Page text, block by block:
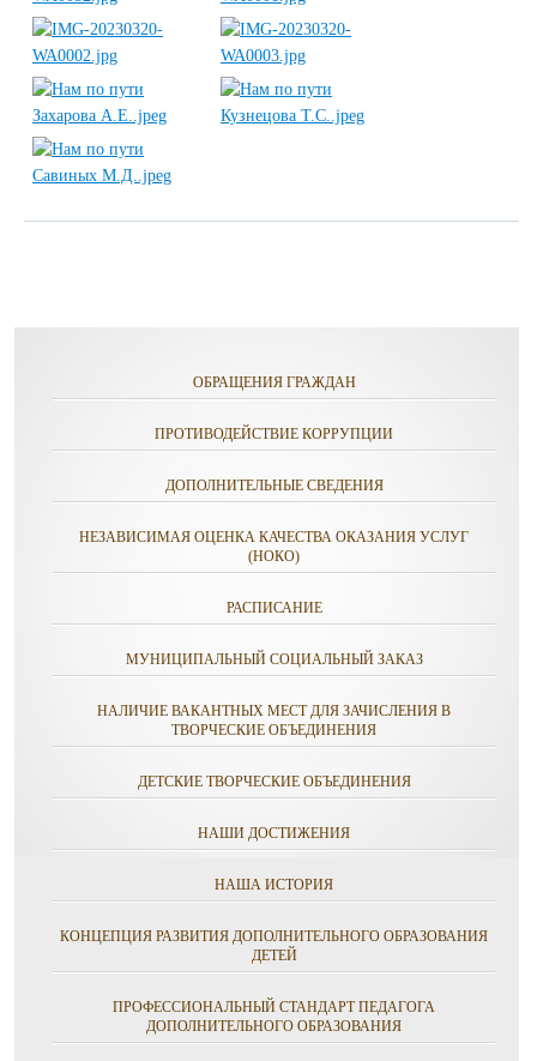
ОБРАЩЕНИЯ ГРАЖДАН
ПРОТИВОДЕЙСТВИЕ КОРРУПЦИИ
ДОПОЛНИТЕЛЬНЫЕ СВЕДЕНИЯ
НЕЗАВИСИМАЯ ОЦЕНКА КАЧЕСТВА ОКАЗАНИЯ УСЛУГ
(НОКО)
РАСПИСАНИЕ
МУНИЦИПАЛЬНЫЙ СОЦИАЛЬНЫЙ ЗАКАЗ
НАЛИЧИЕ ВАКАНТНЫХ МЕСТ ДЛЯ ЗАЧИСЛЕНИЯ В
ТВОРЧЕСКИЕ ОБЪЕДИНЕНИЯ
ДЕТСКИЕ ТВОРЧЕСКИЕ ОБЪЕДИНЕНИЯ
НАШИ ДОСТИЖЕНИЯ
НАША ИСТОРИЯ
КОНЦЕПЦИЯ РАЗВИТИЯ ДОПОЛНИТЕЛЬНОГО ОБРАЗОВАНИЯ
ДЕТЕЙ
ПРОФЕССИОНАЛЬНЫЙ СТАНДАРТ ПЕДАГОГА
ДОПОЛНИТЕЛЬНОГО ОБРАЗОВАНИЯ